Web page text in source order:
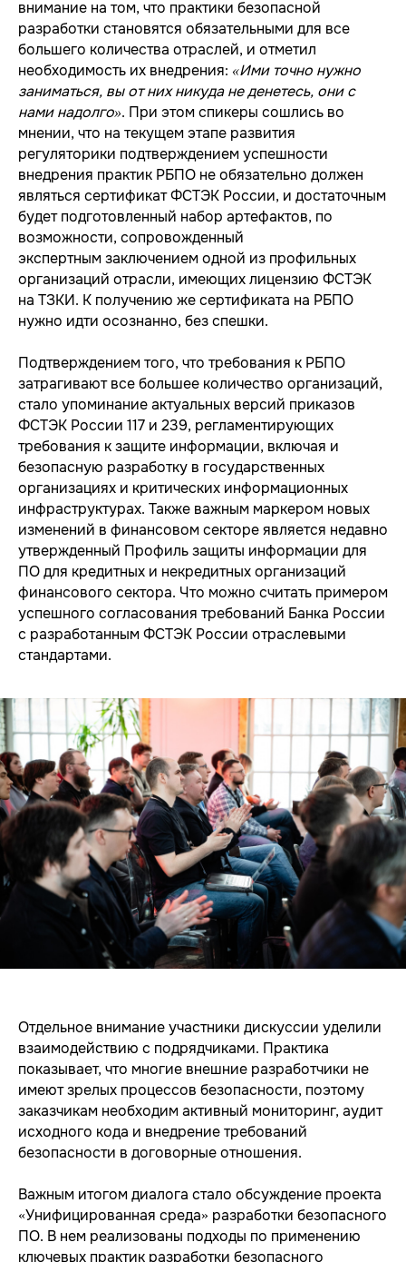
внимание на том, что практики безопасной
разработки становятся обязательными для все
большего количества отраслей, и отметил
необходимость их внедрения: «Ими точно нужно
заниматься, вы от них никуда не денетесь, они с
нами надолго». При этом спикеры сошлись во
мнении, что на текущем этапе развития
регуляторики подтверждением успешности
внедрения практик РБПО не обязательно должен
являться сертификат ФСТЭК России, и достаточным
будет подготовленный набор артефактов, по
возможности, сопровожденный
экспертным заключением одной из профильных
организаций отрасли, имеющих лицензию ФСТЭК
на ТЗКИ. К получению же сертификата на РБПО
нужно идти осознанно, без спешки.
Подтверждением того, что требования к РБПО
затрагивают все большее количество организаций,
стало упоминание актуальных версий приказов
ФСТЭК России 117 и 239, регламентирующих
требования к защите информации, включая и
безопасную разработку в государственных
организациях и критических информационных
инфраструктурах. Также важным маркером новых
изменений в финансовом секторе является недавно
утвержденный Профиль защиты информации для
ПО для кредитных и некредитных организаций
финансового сектора. Что можно считать примером
успешного согласования требований Банка России
с разработанным ФСТЭК России отраслевыми
стандартами.
Отдельное внимание участники дискуссии уделили
взаимодействию с подрядчиками. Практика
показывает, что многие внешние разработчики не
имеют зрелых процессов безопасности, поэтому
заказчикам необходим активный мониторинг, аудит
исходного кода и внедрение требований
безопасности в договорные отношения.
Важным итогом диалога стало обсуждение проекта
«Унифицированная среда» разработки безопасного
ПО. В нем реализованы подходы по применению
ключевых практик разработки безопасного